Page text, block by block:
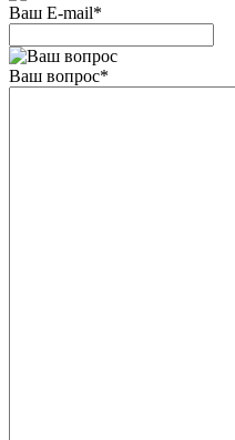
Ваш E-mail*
Ваш вопрос*